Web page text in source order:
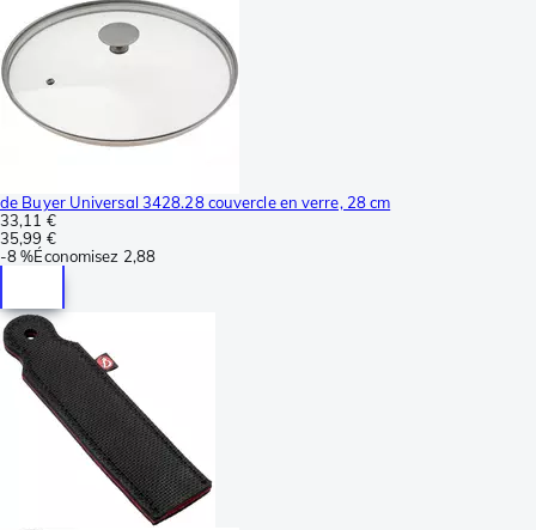
de Buyer Universal 3428.28 couvercle en verre, 28 cm
33,11 €
35,99 €
-8 %Économisez 2,88